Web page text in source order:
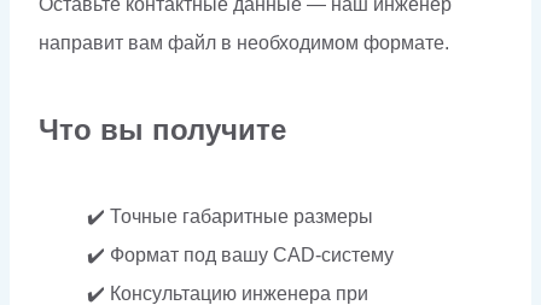
направит вам файл в необходимом формате.
Что вы получите
✔️ Точные габаритные размеры
✔️ Формат под вашу CAD-систему
✔️ Консультацию инженера при